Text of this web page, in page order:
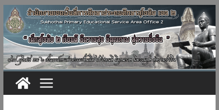
Skip
to
content